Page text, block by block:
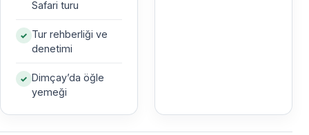
Alanya Jeep Safari Turu Öne Çıkan Özellikler
birçok detay bulunur.
Eğlenceli Su Savaşları
Safari turu
Tur rehberliği ve
denetimi
Dimçay’da öğle
yemeği